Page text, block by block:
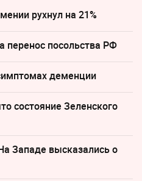
рухнул на 21%
перенос посольства РФ
деменции
состояние Зеленского
Западе высказались о